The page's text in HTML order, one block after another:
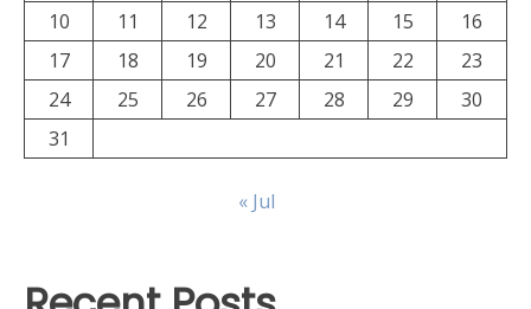
10
11 12 13 14 15
16
17
18 19 20 21 22
23
24
25 26 27 28 29
30
31
« Jul